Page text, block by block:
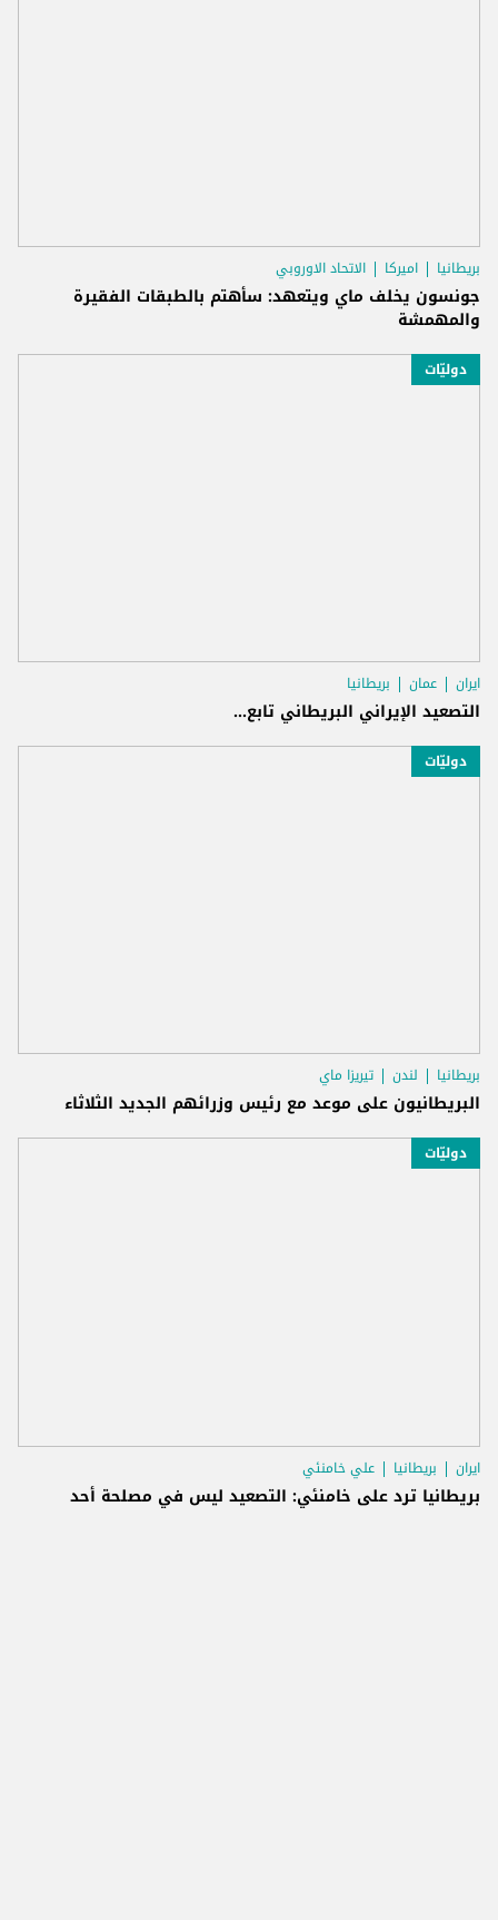
بريطانيا اميركا الاتحاد الاوروبي
جونسون يخلف ماي ويتعهد: سأهتم بالطبقات الفقيرة
والمهمشة
دوليّات
ايران عمان بريطانيا
التصعيد الإيراني البريطاني تابع...
دوليّات
بريطانيا لندن تيريزا ماي
البريطانيون على موعد مع رئيس وزرائهم الجديد الثلاثاء
دوليّات
ايران بريطانيا علي خامنئي
بريطانيا ترد على خامنئي: التصعيد ليس في مصلحة أحد